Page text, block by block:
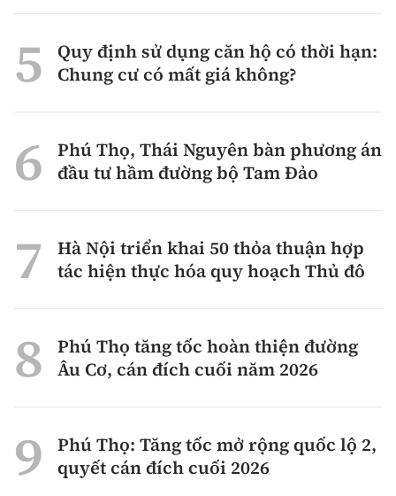
Quy định sử dụng căn hộ có thời hạn:
Chung cư có mất giá không?
Phú Thọ, Thái Nguyên bàn phương án
đầu tư hầm đường bộ Tam Đảo
Hà Nội triển khai 50 thỏa thuận hợp
tác hiện thực hóa quy hoạch Thủ đô
Phú Thọ tăng tốc hoàn thiện đường
Âu Cơ, cán đích cuối năm 2026
Phú Thọ: Tăng tốc mở rộng quốc lộ 2,
quyết cán đích cuối 2026